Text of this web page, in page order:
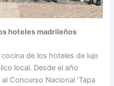
hoteles madrileños
de los hoteles de lujo
local. Desde el año
Concurso Nacional ‘Tapa